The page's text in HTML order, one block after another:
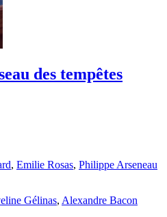
des tempêtes
, Emilie Rosas, Philippe Arseneau
Gélinas, Alexandre Bacon